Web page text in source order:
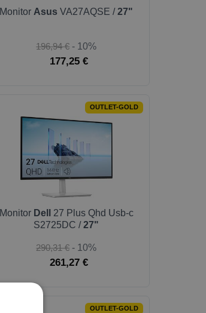
Monitor Asus VA27AQSE /27"
196,94 € - 10%
177,25 €
OUTLET-GOLD
Monitor Dell
27 Plus Qhd Usb-c
S2725DC /27"
290,31 € - 10%
261,27 €
OUTLET-GOLD